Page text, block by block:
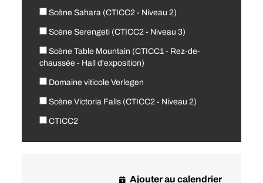
Scène Sahara (CTICC2 - Niveau 2)
Scène Serengeti (CTICC2 - Niveau 3)
Scène Table Mountain (CTICC1 - Rez-de-
chaussée - Hall d'exposition)
Domaine viticole Verlegen
Scène Victoria Falls (CTICC2 - Niveau 2)
CTICC2
Ajouter au calendrier